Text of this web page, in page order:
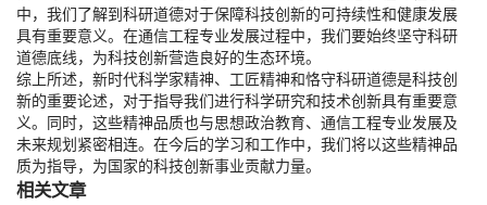
中，我们了解到科研道德对于保障科技创新的可持续性和健康发展
具有重要意义。在通信工程专业发展过程中，我们要始终坚守科研
道德底线，为科技创新营造良好的生态环境。
综上所述，新时代科学家精神、工匠精神和恪守科研道德是科技创
新的重要论述，对于指导我们进行科学研究和技术创新具有重要意
义。同时，这些精神品质也与思想政治教育、通信工程专业发展及
未来规划紧密相连。在今后的学习和工作中，我们将以这些精神品
质为指导，为国家的科技创新事业贡献力量。
相关文章